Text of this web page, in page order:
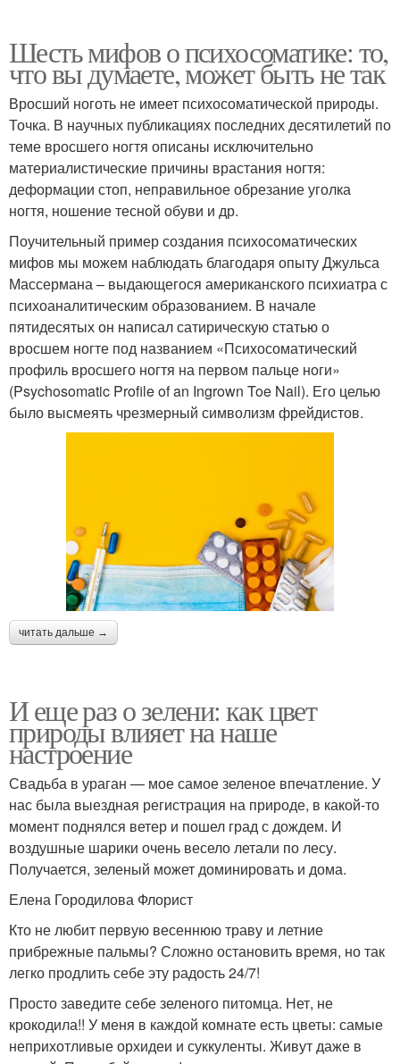
Шесть мифов о психосоматике: то,
что вы думаете, может быть не так
Вросший ноготь не имеет психосоматической природы.
Точка. В научных публикациях последних десятилетий по
теме вросшего ногтя описаны исключительно
материалистические причины врастания ногтя:
деформации стоп, неправильное обрезание уголка
ногтя, ношение тесной обуви и др.
Поучительный пример создания психосоматических
мифов мы можем наблюдать благодаря опыту Джульса
Массермана – выдающегося американского психиатра с
психоаналитическим образованием. В начале
пятидесятых он написал сатирическую статью о
вросшем ногте под названием «Психосоматический
профиль вросшего ногтя на первом пальце ноги»
(Psychosomatic Profile of an Ingrown Toe Nail). Его целью
было высмеять чрезмерный символизм фрейдистов.
читать дальше →
И еще раз о зелени: как цвет
природы влияет на наше
настроение
Свадьба в ураган — мое самое зеленое впечатление. У
нас была выездная регистрация на природе, в какой-то
момент поднялся ветер и пошел град с дождем. И
воздушные шарики очень весело летали по лесу.
Получается, зеленый может доминировать и дома.
Елена Городилова Флорист
Кто не любит первую весеннюю траву и летние
прибрежные пальмы? Сложно остановить время, но так
легко продлить себе эту радость 24/7!
Просто заведите себе зеленого питомца. Нет, не
крокодила!! У меня в каждой комнате есть цветы: самые
неприхотливые орхидеи и суккуленты. Живут даже в